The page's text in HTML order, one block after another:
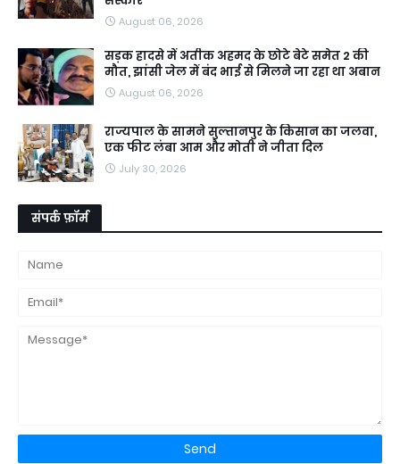
August 06, 2026
सड़क हादसे में अतीक अहमद के छोटे बेटे समेत 2 की
मौत, झांसी जेल में बंद भाई से मिलने जा रहा था अबान
August 06, 2026
राज्यपाल के सामने सुल्तानपुर के किसान का जलवा,
एक फीट लंबा आम और मोती ने जीता दिल
July 30, 2026
संपर्क फ़ॉर्म